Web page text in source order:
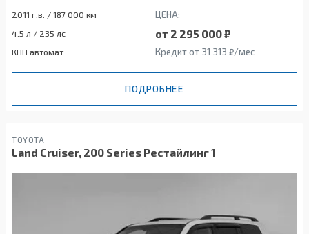
2011 г.в. / 187 000 км ЦЕНА:
4.5 л / 235 лс от 2 295 000 ₽
КПП автомат Кредит от 31 313 ₽/мес
ПОДРОБНЕЕ
TOYOTA
Land Cruiser, 200 Series Рестайлинг 1